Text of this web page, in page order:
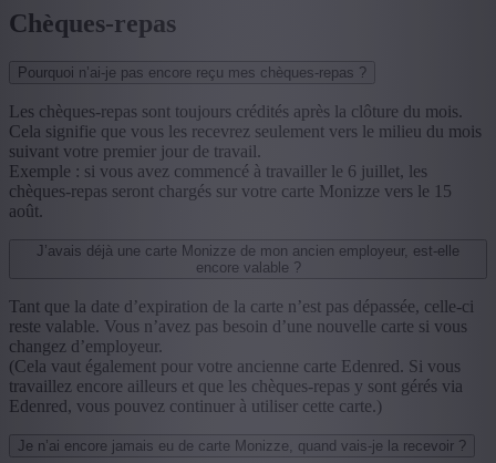
Chèques-repas
Pourquoi n’ai-je pas encore reçu mes chèques-repas ?
Les chèques-repas sont toujours crédités après la clôture du mois.
Cela signifie que vous les recevrez seulement vers le milieu du mois
suivant votre premier jour de travail.
Exemple : si vous avez commencé à travailler le 6 juillet, les
chèques-repas seront chargés sur votre carte Monizze vers le 15
août.
J’avais déjà une carte Monizze de mon ancien employeur, est-elle
encore valable ?
Tant que la date d’expiration de la carte n’est pas dépassée, celle-ci
reste valable. Vous n’avez pas besoin d’une nouvelle carte si vous
changez d’employeur.
(Cela vaut également pour votre ancienne carte Edenred. Si vous
travaillez encore ailleurs et que les chèques-repas y sont gérés via
Edenred, vous pouvez continuer à utiliser cette carte.)
Je n’ai encore jamais eu de carte Monizze, quand vais-je la recevoir ?